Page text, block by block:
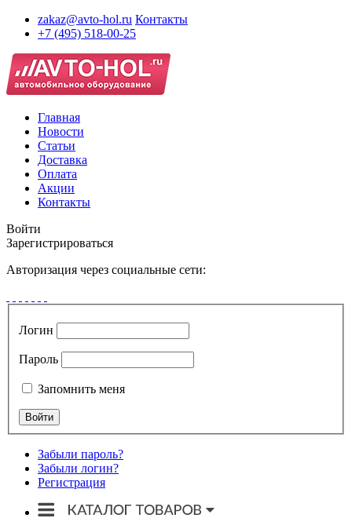
zakaz@avto-hol.ru Контакты
+7 (495) 518-00-25
Главная
Новости
Статьи
Доставка
Оплата
Акции
Контакты
Войти
Зарегистрироваться
Авторизация через социальные сети:
Логин
Пароль
Запомнить меня
Забыли пароль?
Забыли логин?
Регистрация